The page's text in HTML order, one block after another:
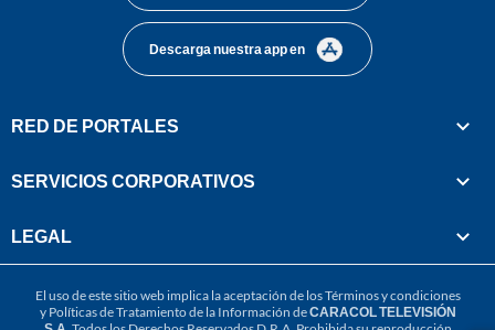
Descarga nuestra app en
RED DE PORTALES
SERVICIOS CORPORATIVOS
LEGAL
El uso de este sitio web implica la aceptación de losTérminos y condiciones
y Políticas de Tratamiento de la Información deCARACOL TELEVISIÓN